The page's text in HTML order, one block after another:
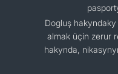
Dogluş
almak üçin zerur
hakynda,